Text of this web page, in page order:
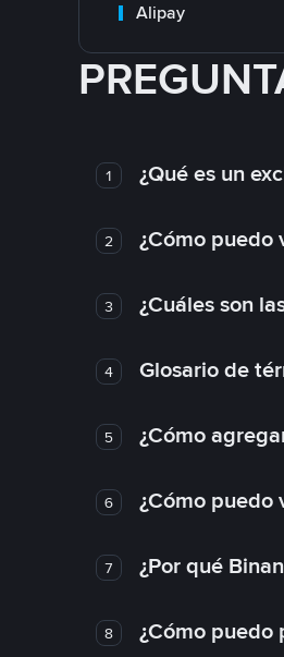
Alipay
1 ¿Qué es un
2 ¿Cómo puedo
3 ¿Cuáles son
4 Glosario de
5 ¿Cómo
6 ¿Cómo puedo
7 ¿Por qué
8 ¿Cómo puedo